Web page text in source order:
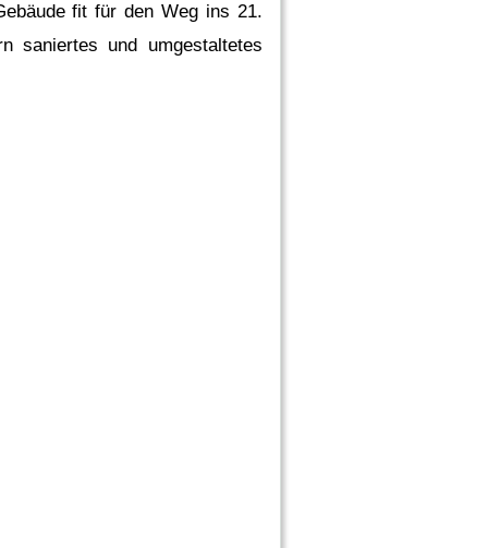
fit für den Weg ins 21.
saniertes und umgestaltetes